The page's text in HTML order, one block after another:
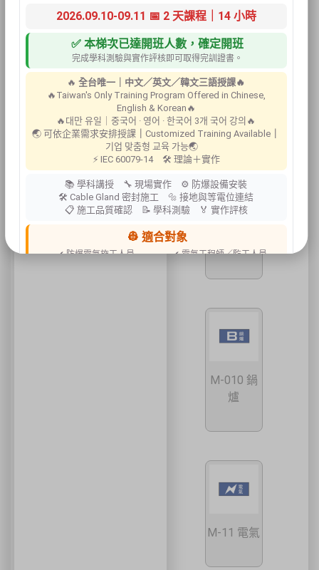
M-008 危
險品貯藏
所
M-010 鍋
爐
M-11 電氣
2026.09.10-09.11 📅 2 天課程｜14 小時
✅ 本梯次已達開班人數，確定開班
完成學科測驗與實作評核即可取得完訓證書。
🔥全台唯一｜中文／英文／韓文三語授課🔥
🔥Taiwan's Only Training Program Offered in Chinese,
English & Korean🔥
🔥대만 유일｜중국어 · 영어 · 한국어 3개 국어 강의🔥
🌏 可依企業需求安排授課
Customized Training Available
기업 맞춤형 교육 가능🌏
⚡ IEC 60079-14 🛠 理論＋實作
📚 學科講授 🔧 現場實作 ⚙ 防爆設備安裝
🛠 Cable Gland 密封施工 🔩 接地與等電位連結
📋 施工品質確認 📝 學科測驗 🏅 實作評核
👷 適合對象
✔ 防爆電氣施工人員
✔ 電氣工程師／監工人員
📍 上課地點／主辦資訊
防爆安全聯合教育訓練中心（ExTW）
三左興業股份有限公司（SANCTITY）
🔥 線上報名｜火速搶位